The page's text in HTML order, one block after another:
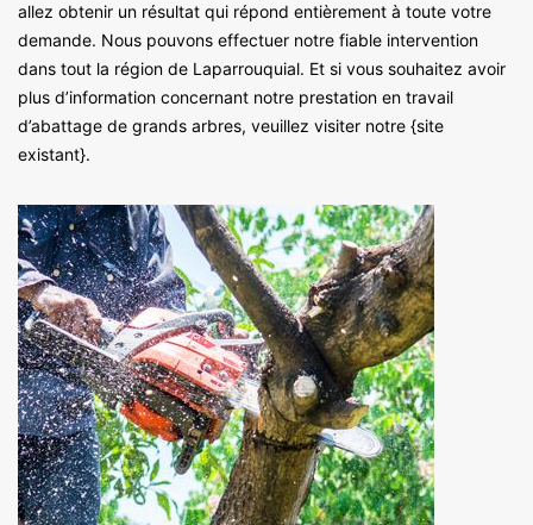
allez obtenir un résultat qui répond entièrement à toute votre
demande. Nous pouvons effectuer notre fiable intervention
dans tout la région de Laparrouquial. Et si vous souhaitez avoir
plus d’information concernant notre prestation en travail
d’abattage de grands arbres, veuillez visiter notre {site
existant}.